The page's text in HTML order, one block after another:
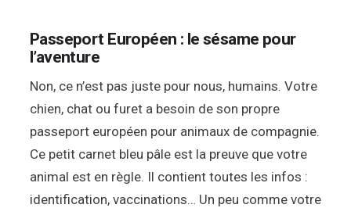
Passeport Européen : le sésame pour
l’aventure
Non, ce n’est pas juste pour nous, humains. Votre
chien, chat ou furet a besoin de son propre
passeport européen pour animaux de compagnie.
Ce petit carnet bleu pâle est la preuve que votre
animal est en règle. Il contient toutes les infos :
identification, vaccinations… Un peu comme votre